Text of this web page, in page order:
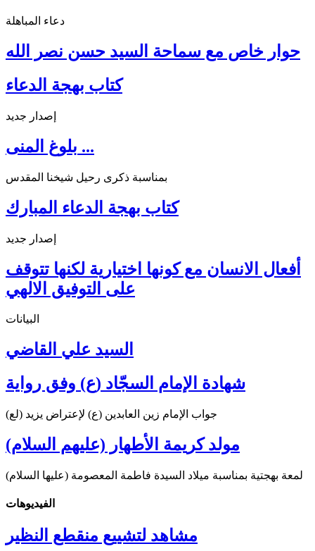
دعاء المباهلة
حوار خاص مع سماحة السيد حسن نصر الله
كتاب بهجة الدعاء
إصدار جديد
بلوغ المنى ...
بمناسبة ذكرى رحيل شيخنا المقدس
كتاب بهجة الدعاء المبارك
إصدار جديد
أفعال الانسان مع كونها اختيارية لكنها تتوقف
على التوفيق الالهي
البيانات
السيد علي القاضي
شهادة الإمام السجّاد (ع) وفق رواية
جواب الإمام زين العابدين (ع) لإعتراض يزيد (لع)
مولد كريمة الأطهار (عليهم السلام)
لمعة بهجتية بمناسبة ميلاد السيدة فاطمة المعصومة (عليها السلام)
الفیدیوهات
مشاهد لتشييع منقطع النظير